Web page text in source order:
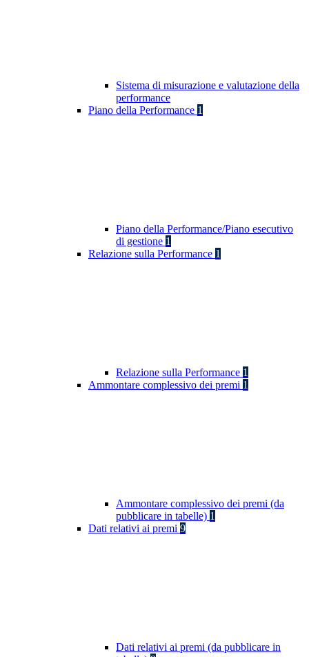
Sistema di misurazione e valutazione della
performance
Piano della Performance 1
Piano della Performance/Piano esecutivo
di gestione 1
Relazione sulla Performance 1
Relazione sulla Performance 1
Ammontare complessivo dei premi 1
Ammontare complessivo dei premi (da
pubblicare in tabelle) 1
Dati relativi ai premi 9
Dati relativi ai premi (da pubblicare in